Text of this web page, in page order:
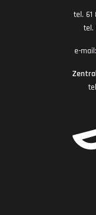
tel.
tel.
e-mail: